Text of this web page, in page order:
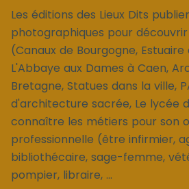
Les éditions des Lieux Dits
photographiques pour
(Canaux de Bourgogne,
L'Abbaye aux Dames à Caen,
Bretagne, Statues dans la ville,
d'architecture sacrée, Le lycée
connaître les métiers pour son
professionnelle (être infirmier,
bibliothécaire, sage-femme,
pompier, libraire, ...